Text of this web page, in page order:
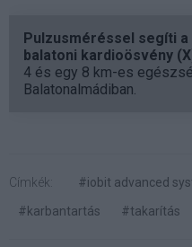
Pulzusméréssel segíti
balatoni kardioösvény
4 és egy 8 km-es
Balatonalmádiban.
Címkék: #iobit advanced
#karbantartás
#takarítás